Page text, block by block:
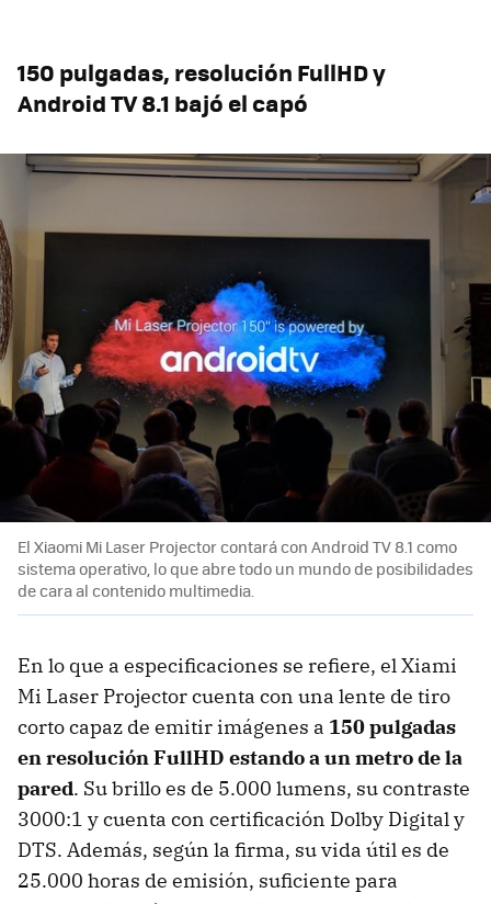
150 pulgadas, resolución FullHD y
Android TV 8.1 bajó el capó
El Xiaomi Mi Laser Projector contará con Android TV 8.1 como
sistema operativo, lo que abre todo un mundo de posibilidades
de cara al contenido multimedia.
En lo que a especificaciones se refiere, el Xiami
Mi Laser Projector cuenta con una lente de tiro
corto capaz de emitir imágenes a 150 pulgadas
en resolución FullHD estando a un metro de la
pared. Su brillo es de 5.000 lumens, su contraste
3000:1 y cuenta con certificación Dolby Digital y
DTS. Además, según la firma, su vida útil es de
25.000 horas de emisión, suficiente para